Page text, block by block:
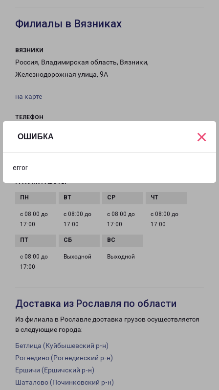
ОШИБКА
error
×
Филиалы в Вязниках
ВЯЗНИКИ
Россия, Владимирская область, Вязники,
Железнодорожная улица, 9А
на карте
ТЕЛЕФОН
ГРАФИК РАБОТЫ
с 08:00 до
17:00
с 08:00 до
17:00
с 08:00 до
17:00
с 08:00 до
17:00
с 08:00 до
17:00
Выходной Выходной
Доставка из Рославля по области
Из филиала в Рославле доставка грузов осуществляется
в следующие города:
Бетлица (Куйбышевский р-н)
Рогнедино (Рогнединский р-н)
Ершичи (Ершичский р-н)
Шаталово (Починковский р-н)